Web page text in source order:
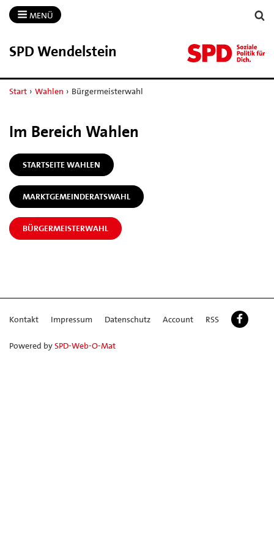
MENÜ
SPD Wendelstein
Start › Wahlen › Bürgermeisterwahl
Im Bereich Wahlen
STARTSEITE WAHLEN
MARKTGEMEINDERATSWAHL
BÜRGERMEISTERWAHL
Kontakt Impressum Datenschutz Account RSS
Powered bySPD-Web-O-Mat